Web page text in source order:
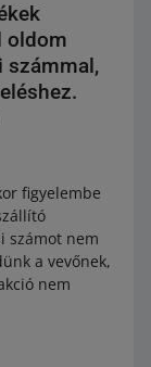
oldom
számmal,
figyelembe
számot nem
a vevőnek,
nem